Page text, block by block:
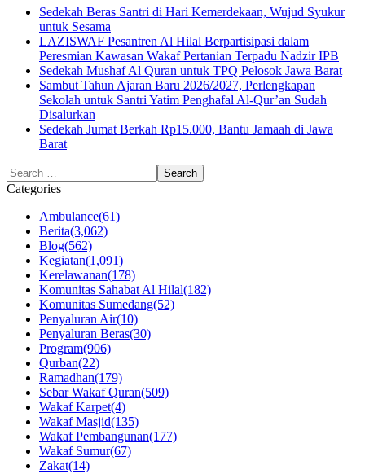
Sedekah Beras Santri di Hari Kemerdekaan, Wujud Syukur
untuk Sesama
LAZISWAF Pesantren Al Hilal Berpartisipasi dalam
Peresmian Kawasan Wakaf Pertanian Terpadu Nadzir IPB
Sedekah Mushaf Al Quran untuk TPQ Pelosok Jawa Barat
Sambut Tahun Ajaran Baru 2026/2027, Perlengkapan
Sekolah untuk Santri Yatim Penghafal Al-Qur’an Sudah
Disalurkan
Sedekah Jumat Berkah Rp15.000, Bantu Jamaah di Jawa
Barat
Categories
Ambulance(61)
Berita(3,062)
Blog(562)
Kegiatan(1,091)
Kerelawanan(178)
Komunitas Sahabat Al Hilal(182)
Komunitas Sumedang(52)
Penyaluran Air(10)
Penyaluran Beras(30)
Program(906)
Qurban(22)
Ramadhan(179)
Sebar Wakaf Quran(509)
Wakaf Karpet(4)
Wakaf Masjid(135)
Wakaf Pembangunan(177)
Wakaf Sumur(67)
Zakat(14)